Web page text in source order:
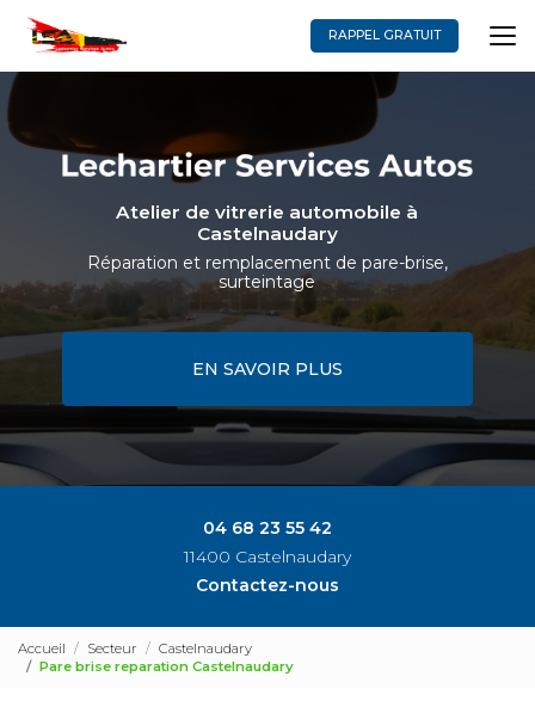
contenu
principal
RAPPEL GRATUIT
Atelier de vitrerie automobile à
Castelnaudary
Réparation et remplacement de pare-brise,
surteintage
EN SAVOIR PLUS
04 68 23 55 42
11400 Castelnaudary
Contactez-nous
Accueil Secteur
Castelnaudary
Pare brise reparation Castelnaudary